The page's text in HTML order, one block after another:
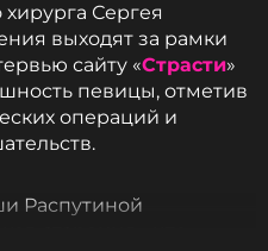
хирурга Сергея
выходят за рамки
сайту «Страсти»
певицы, отметив
операций и
Распутиной